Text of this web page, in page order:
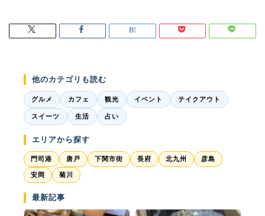
他のカテゴリも読む
グルメ カフェ 観光 イベント テイクアウト
スイーツ 生活 占い
エリアから探す
門司港 唐戸 下関市街 長府 北九州 彦島
安岡 菊川
最新記事